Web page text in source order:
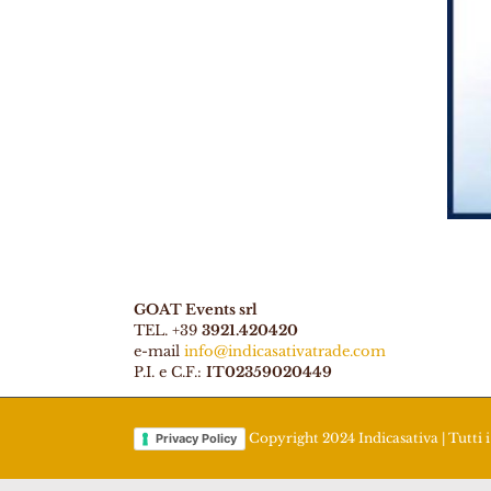
GOAT Events srl
TEL. +39 3921.420420
e-mail info@indicasativatrade.com
P.I. e C.F.: IT02359020449
Privacy Policy Copyright 2024 Indicasativa | Tutti